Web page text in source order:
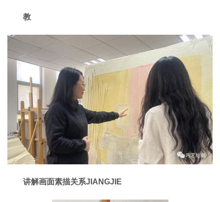
教
讲解画面素描关系JIANGJIE